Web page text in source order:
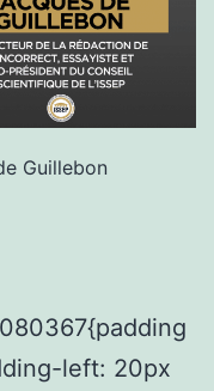
Guillebon
left: 20px